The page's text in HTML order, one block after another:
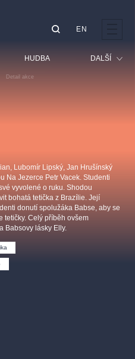
HUDBA DALŠÍ
Sport
Ostatní
EN
Detail akce
Lubomír Lipský, Jan Hrušínský
Na Jezerce Petr Vacek. Studenti
vyvolené o ruku. Shodou
bohatá tetička z Brazílie. Její
donutí spolužáka Babse, aby se
tetičky. Celý příběh ovšem
Babsovy lásky Elly.